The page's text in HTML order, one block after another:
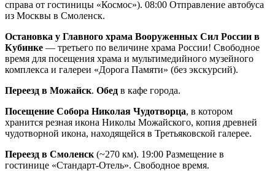
справа от гостиницы «Космос»). 08:00 Отправление автобуса
из Москвы в Смоленск.
Остановка у Главного храма Вооруженных Сил России в
Кубинке — третьего по величине храма России! Свободное
время для посещения храма и мультимедийного музейного
комплекса и галереи «Дорога Памяти» (без экскурсий).
Переезд в Можайск. Обед в кафе города.
Посещение Собора Николая Чудотворца, в котором
хранится резная икона Николы Можайского, копия древней
чудотворной икона, находящейся в Третьяковской галерее.
Переезд в Смоленск (~270 км). 19:00 Размещение в
гостинице «Стандарт-Отель». Свободное время.